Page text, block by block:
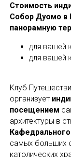
Стоимость
Собор Дуомо в
панорамную
для вашей
для вашей
Клуб
организует
посещением
архитектуры в
самых больших
католических